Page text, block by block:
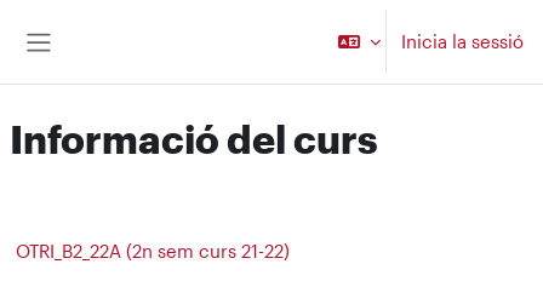
Inicia la sessió
Informació del curs
OTRI_B2_22A (2n sem curs 21-22)